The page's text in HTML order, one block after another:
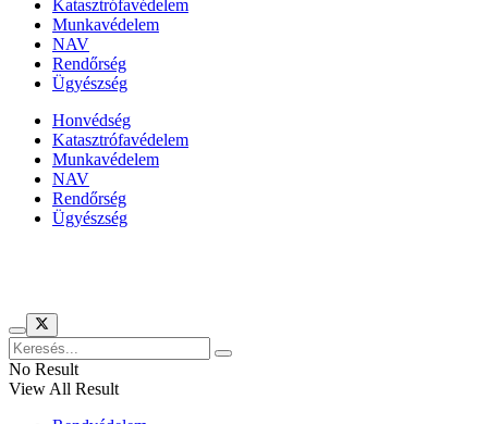
Katasztrófavédelem
Munkavédelem
NAV
Rendőrség
Ügyészség
Honvédség
Katasztrófavédelem
Munkavédelem
NAV
Rendőrség
Ügyészség
No Result
View All Result